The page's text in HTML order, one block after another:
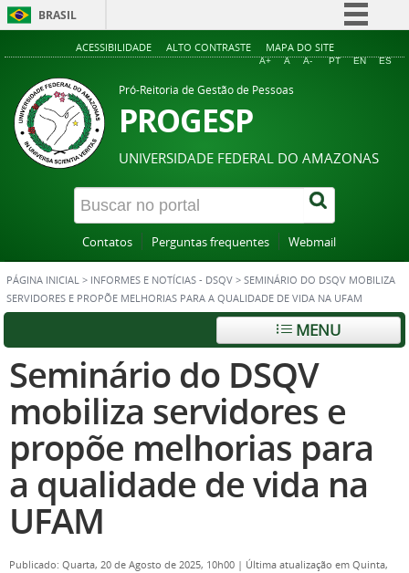
BRASIL
Simplifique!
Acesso à informação
Legislação
Canais
ACESSIBILIDADE ALTO CONTRASTE MAPA DO SITE
A+ A A- PT EN ES
Pró-Reitoria de Gestão de Pessoas
PROGESP
UNIVERSIDADE FEDERAL DO AMAZONAS
Contatos Perguntas frequentes Webmail
PÁGINA INICIAL > INFORMES E NOTÍCIAS - DSQV > SEMINÁRIO DO DSQV MOBILIZA
SERVIDORES E PROPÕE MELHORIAS PARA A QUALIDADE DE VIDA NA UFAM
MENU
Seminário do DSQV
mobiliza servidores e
propõe melhorias para
a qualidade de vida na
UFAM
Publicado: Quarta, 20 de Agosto de 2025, 10h00 | Última atualização em Quinta,